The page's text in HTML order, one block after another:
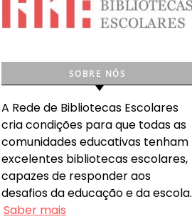
SOBRE NÓS
A Rede de Bibliotecas Escolares
cria condições para que todas as
comunidades educativas tenham
excelentes bibliotecas escolares,
capazes de responder aos
desafios da educação e da escola.
Saber mais